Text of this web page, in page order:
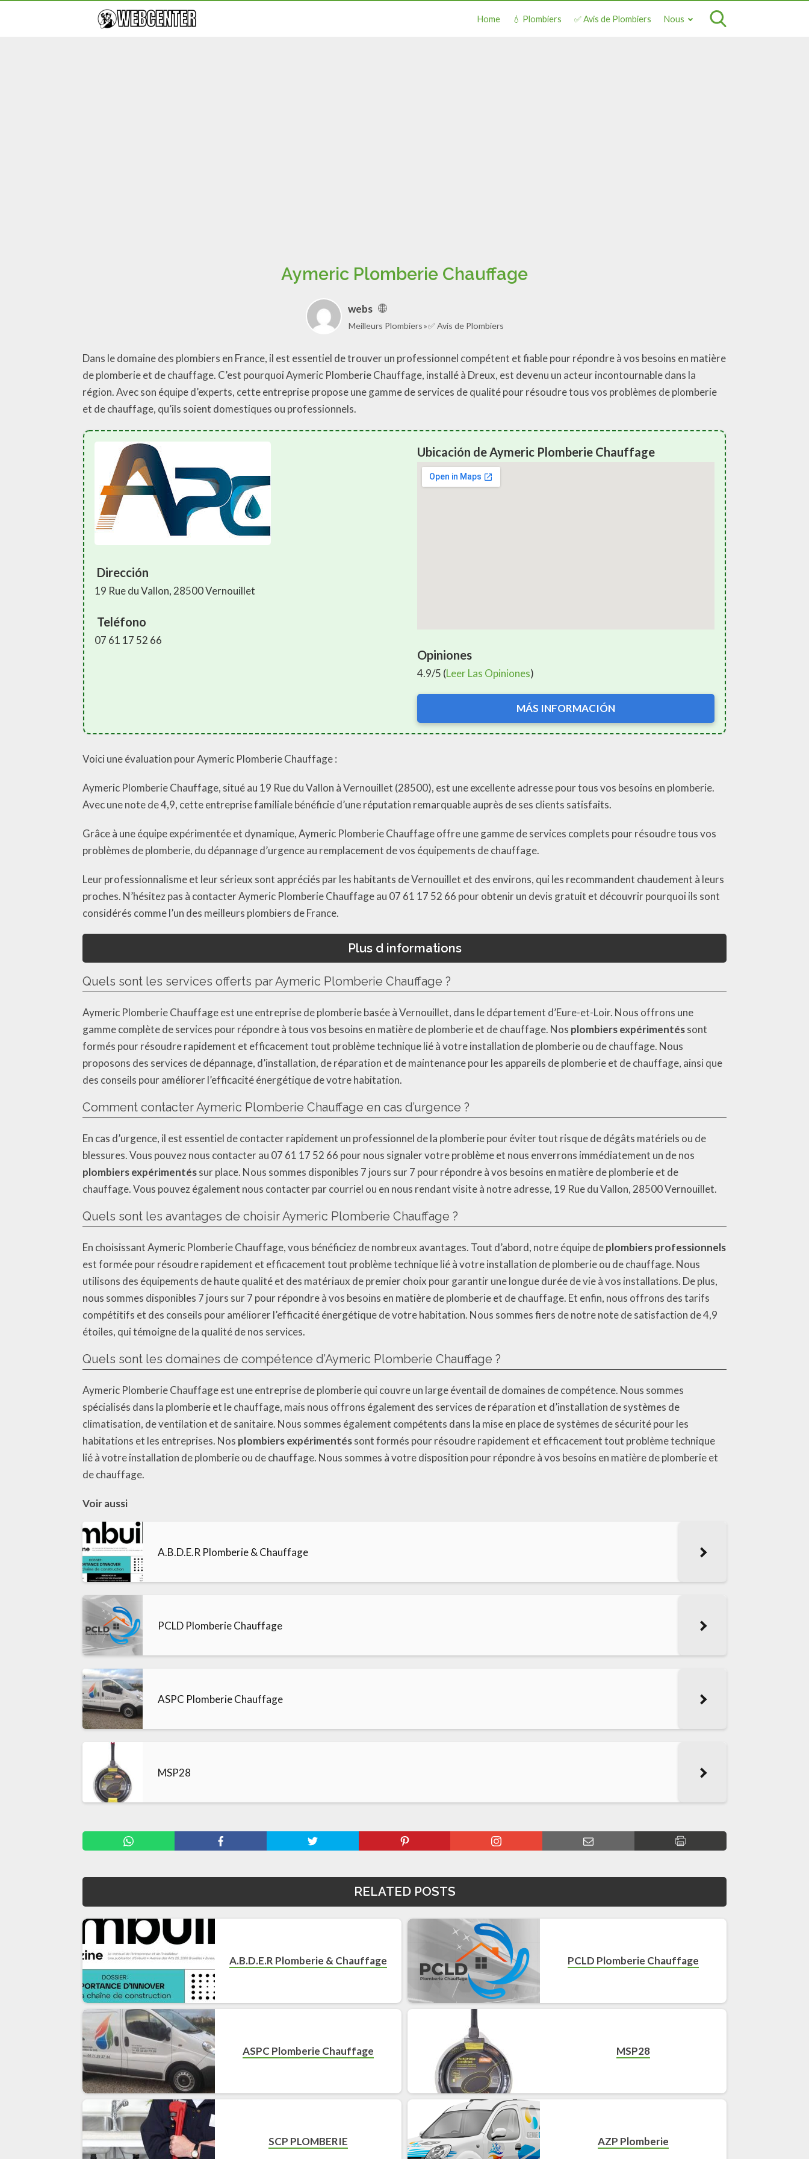
Home 💧 Plombiers ✅ Avis de Plombiers Nous
Aymeric Plomberie Chauffage
webs
Meilleurs Plombiers ✅ Avis de Plombiers
Dans le domaine des plombiers en France, il est essentiel de trouver un professionnel compétent et fiable pour répondre à vos besoins en matière
de plomberie et de chauffage. C’est pourquoi Aymeric Plomberie Chauffage, installé à Dreux, est devenu un acteur incontournable dans la
région. Avec son équipe d’experts, cette entreprise propose une gamme de services de qualité pour résoudre tous vos problèmes de plomberie
et de chauffage, qu’ils soient domestiques ou professionnels.
Dirección
19 Rue du Vallon, 28500 Vernouillet
Teléfono
07 61 17 52 66
Ubicación de Aymeric Plomberie Chauffage
Opiniones
4.9/5 (Leer Las Opiniones)
MÁS INFORMACIÓN
Voici une évaluation pour Aymeric Plomberie Chauffage :
Aymeric Plomberie Chauffage, situé au 19 Rue du Vallon à Vernouillet (28500), est une excellente adresse pour tous vos besoins en plomberie.
Avec une note de 4,9, cette entreprise familiale bénéficie d’une réputation remarquable auprès de ses clients satisfaits.
Grâce à une équipe expérimentée et dynamique, Aymeric Plomberie Chauffage offre une gamme de services complets pour résoudre tous vos
problèmes de plomberie, du dépannage d’urgence au remplacement de vos équipements de chauffage.
Leur professionnalisme et leur sérieux sont appréciés par les habitants de Vernouillet et des environs, qui les recommandent chaudement à leurs
proches. N’hésitez pas à contacter Aymeric Plomberie Chauffage au 07 61 17 52 66 pour obtenir un devis gratuit et découvrir pourquoi ils sont
considérés comme l’un des meilleurs plombiers de France.
Plus d informations
Quels sont les services offerts par Aymeric Plomberie Chauffage ?
Aymeric Plomberie Chauffage est une entreprise de plomberie basée à Vernouillet, dans le département d’Eure-et-Loir. Nous offrons une
gamme complète de services pour répondre à tous vos besoins en matière de plomberie et de chauffage. Nos plombiers expérimentéssont
formés pour résoudre rapidement et efficacement tout problème technique lié à votre installation de plomberie ou de chauffage. Nous
proposons des services de dépannage, d’installation, de réparation et de maintenance pour les appareils de plomberie et de chauffage, ainsi que
des conseils pour améliorer l’efficacité énergétique de votre habitation.
Comment contacter Aymeric Plomberie Chauffage en cas d’urgence ?
En cas d’urgence, il est essentiel de contacter rapidement un professionnel de la plomberie pour éviter tout risque de dégâts matériels ou de
blessures. Vous pouvez nous contacter au 07 61 17 52 66 pour nous signaler votre problème et nous enverrons immédiatement un de nos
plombiers expérimentéssur place. Nous sommes disponibles 7 jours sur 7 pour répondre à vos besoins en matière de plomberie et de
chauffage. Vous pouvez également nous contacter par courriel ou en nous rendant visite à notre adresse, 19 Rue du Vallon, 28500 Vernouillet.
Quels sont les avantages de choisir Aymeric Plomberie Chauffage ?
En choisissant Aymeric Plomberie Chauffage, vous bénéficiez de nombreux avantages. Tout d’abord, notre équipe deplombiers professionnels
est formée pour résoudre rapidement et efficacement tout problème technique lié à votre installation de plomberie ou de chauffage. Nous
utilisons des équipements de haute qualité et des matériaux de premier choix pour garantir une longue durée de vie à vos installations. De plus,
nous sommes disponibles 7 jours sur 7 pour répondre à vos besoins en matière de plomberie et de chauffage. Et enfin, nous offrons des tarifs
compétitifs et des conseils pour améliorer l’efficacité énergétique de votre habitation. Nous sommes fiers de notre note de satisfaction de 4,9
étoiles, qui témoigne de la qualité de nos services.
Quels sont les domaines de compétence d’Aymeric Plomberie Chauffage ?
Aymeric Plomberie Chauffage est une entreprise de plomberie qui couvre un large éventail de domaines de compétence. Nous sommes
spécialisés dans la plomberie et le chauffage, mais nous offrons également des services de réparation et d’installation de systèmes de
climatisation, de ventilation et de sanitaire. Nous sommes également compétents dans la mise en place de systèmes de sécurité pour les
habitations et les entreprises. Nos plombiers expérimentéssont formés pour résoudre rapidement et efficacement tout problème technique
lié à votre installation de plomberie ou de chauffage. Nous sommes à votre disposition pour répondre à vos besoins en matière de plomberie et
de chauffage.
Voir aussi
A.B.D.E.R Plomberie & Chauffage
PCLD Plomberie Chauffage
ASPC Plomberie Chauffage
MSP28
RELATED POSTS
A.B.D.E.R Plomberie & Chauffage PCLD Plomberie Chauffage
ASPC Plomberie Chauffage MSP28
SCP PLOMBERIE AZP Plomberie